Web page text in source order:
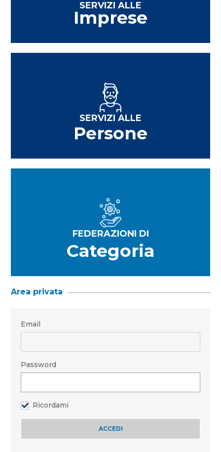
SERVIZI ALLE
Imprese
SERVIZI ALLE
Persone
FEDERAZIONI DI
Categoria
Area privata
Email
Password
Ricordami